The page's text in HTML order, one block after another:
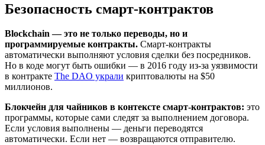
Безопасность смарт-контрактов
Blockchain — это не только переводы, но и
программируемые контракты. Смарт-контракты
автоматически выполняют условия сделки без посредников.
Но в коде могут быть ошибки — в 2016 году из-за уязвимости
в контракте The DAO украли криптовалюты на $50
миллионов.
Блокчейн для чайников в контексте смарт-контрактов: это
программы, которые сами следят за выполнением договора.
Если условия выполнены — деньги переводятся
автоматически. Если нет — возвращаются отправителю.